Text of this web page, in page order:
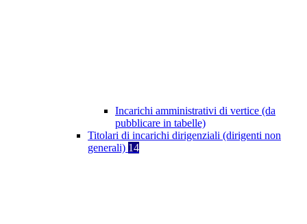
Incarichi amministrativi di vertice (da
pubblicare in tabelle)
Titolari di incarichi dirigenziali (dirigenti non
generali) 14